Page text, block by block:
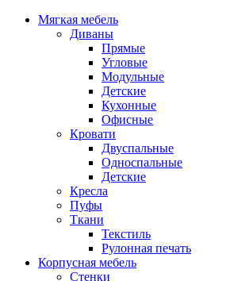
Мягкая мебель
Диваны
Прямые
Угловые
Модульные
Детские
Кухонные
Офисные
Кровати
Двуспальные
Односпальные
Детские
Кресла
Пуфы
Ткани
Текстиль
Рулонная печать
Корпусная мебель
Стенки